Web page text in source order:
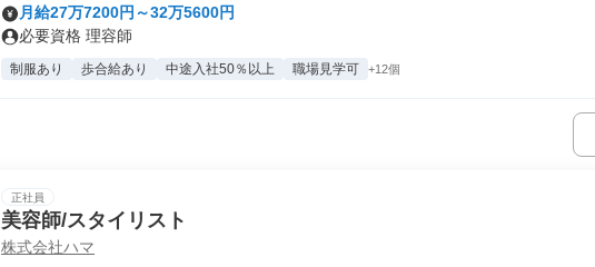
月給27万7200円～32万5600円
必要資格 理容師
制服あり 歩合給あり 中途入社50％以上 職場見学可 +12個
正社員
美容師/スタイリスト
株式会社ハマ